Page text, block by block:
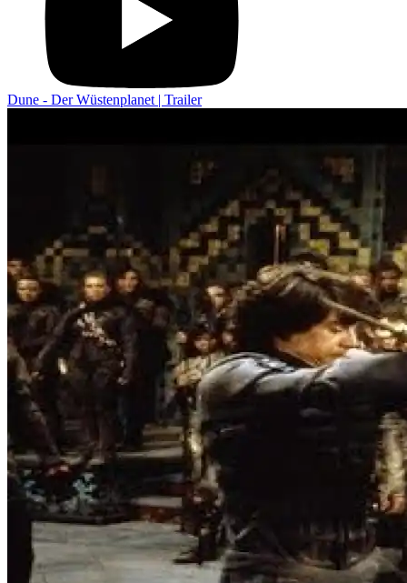
Dune - Der Wüstenplanet | Trailer